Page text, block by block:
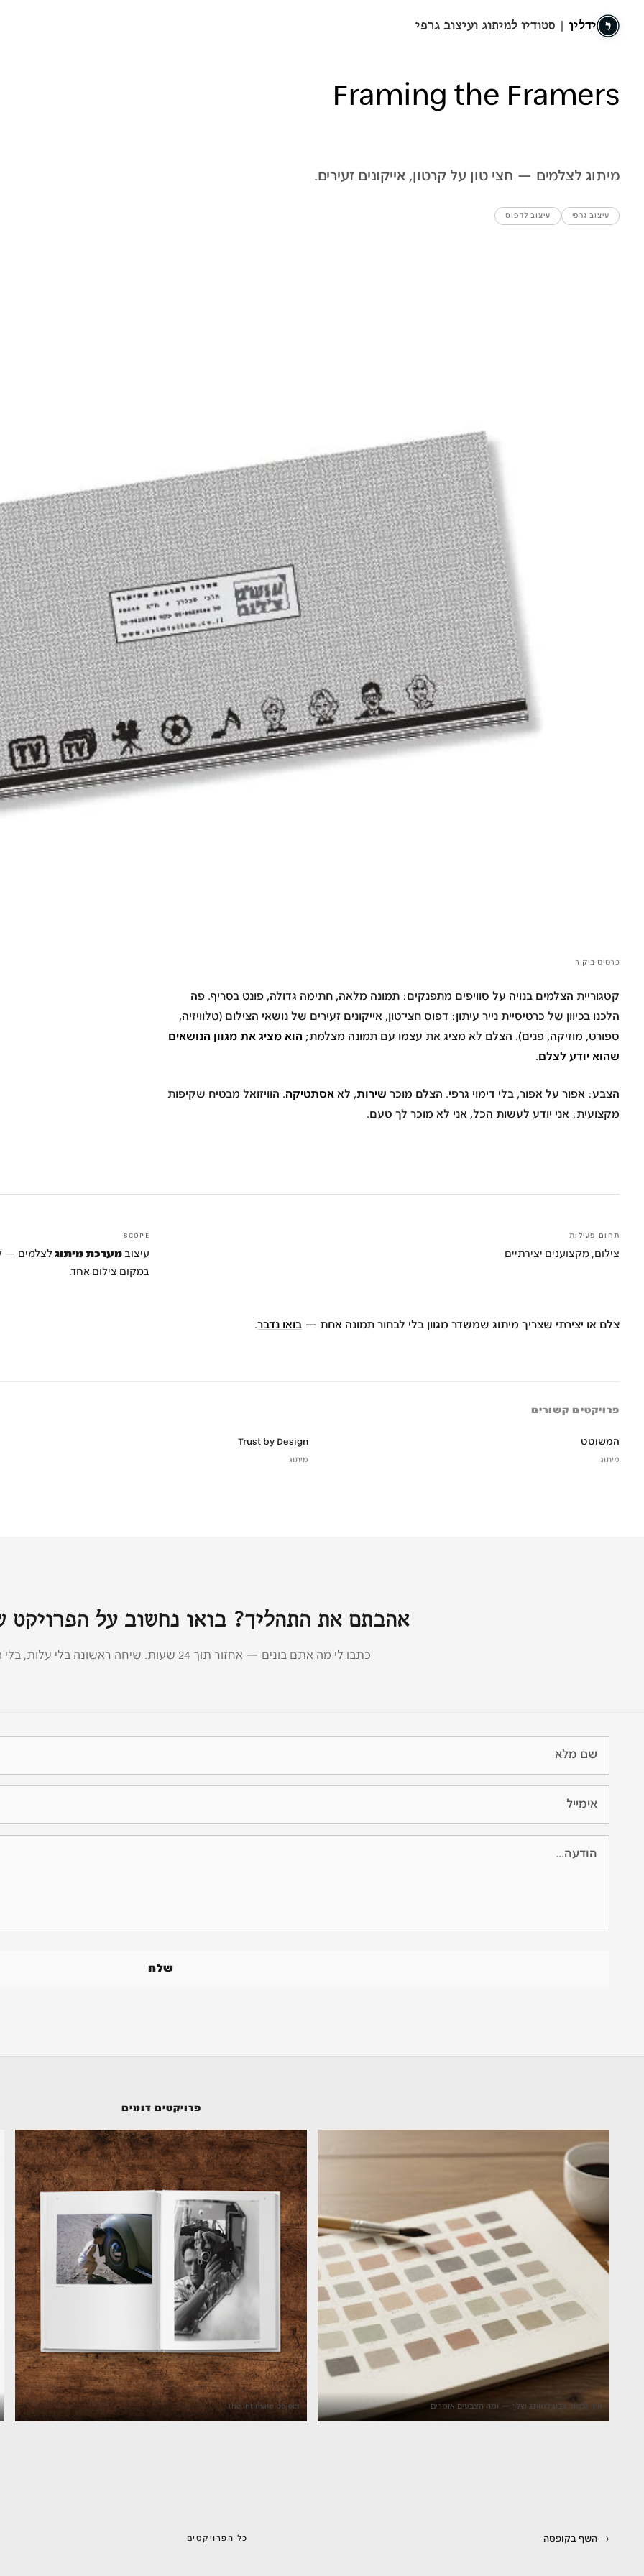
ידלין| סטודיו למיתוג ועיצוב גרפי
Framing the Framers
מיתוג לצלמים — חצי טון על קרטון, אייקונים זעירים.
עיצוב גרפי עיצוב לדפוס
כרטיס ביקור
קטגוריית הצלמים בנויה על סוויפים מתפנקים: תמונה מלאה, חתימה גדולה, פונט בסריף. פה
הלכנו בכיוון של כרטיסיית נייר עיתון: דפוס חצי־טון, אייקונים זעירים של נושאי הצילום (טלוויזיה,
ספורט, מוזיקה, פנים). הצלם לא מציג את עצמו עם תמונה מצלמת; הוא מציג את מגוון הנושאים
שהוא יודע לצלם.
הצבע: אפור על אפור, בלי דימוי גרפי. הצלם מוכר שירות, לא אסתטיקה. הוויזואל מבטיח שקיפות
מקצועית: אני יודע לעשות הכל, אני לא מוכר לך טעם.
תחום פעילות
צילום, מקצוענים יצירתיים
SCOPE
עיצוב מערכת מיתוגלצלמים —
במקום צילום אחד.
צלם או יצירתי שצריך מיתוג שמשדר מגוון בלי לבחור תמונה אחת — בואו נדבר.
פרויקטים קשורים
המשוטט
מיתוג
Trust by Design
מיתוג
אהבתם את התהליך? בואו נחשוב על הפרויקט
כתבו לי מה אתם בונים — אחזור תוך 24 שעות. שיחה ראשונה בלי עלות, בלי התחייבות.
פרויקטים דומים
איך לבחור צבע למותג שלך — ומה הצבעים אומרים The Intimate Object
השף בקופסה כל הפרויקטים